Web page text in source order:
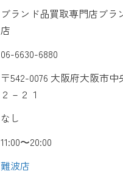
ブランド品買取専門店ブラ
店
06-6630-6880
〒542-0076 大阪府大阪市中
２－２１
なし
11:00〜20:00
難波店